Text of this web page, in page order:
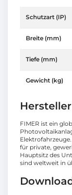
Schutzart (IP)
Breite (mm)
Tiefe (mm)
Gewicht (kg)
FIMER ist ein
für private,
Hauptsitz des
sind weltweit in